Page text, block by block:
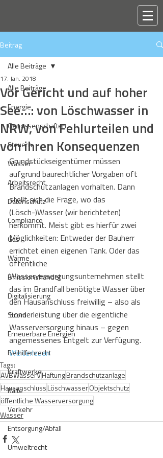
Beitrag
Alle Beiträge
Energie
Genossenschaften
Steuern
Wasser
Arbeitsrecht
Datenschutz
Compliance
Gas
Wärme
Emissionshandel
Digitalisierung
Strom
Erneuerbare Energien
Beihilfenrecht
Kraftwerke
Kälte
Verkehr
Entsorgung/Abfall
Umweltrecht
Alle Beiträge
Vor Gericht und auf hoher
See…: von Löschwasser in
NRW, von Fehlurteilen und
von ihren Konsequenzen
17. Jan. 2018
Grundstückseigentümer müssen
aufgrund baurechtlicher Vorgaben oft
Brandschutzanlagen vorhalten. Dann
stellt sich die Frage, wo das
(Lösch-)Wasser (wir berichteten)
herkommt. Meist gibt es hierfür zwei
Möglichkeiten: Entweder der Bauherr
errichtet einen eigenen Tank. Oder das
öffentliche
Wasserversorgungsunternehmen stellt
das im Brandfall benötigte Wasser über
den Hausanschluss freiwillig – also als
Sonderleistung über die eigentliche
Wasserversorgung hinaus – gegen
angemessenes Entgelt zur Verfügung.
Weiterlesen
Tags:
AVBWasserVHaftungBrandschutzanlage
HausanschlussLöschwasserObjektschutz
öffentliche Wasserversorgung
Wasser